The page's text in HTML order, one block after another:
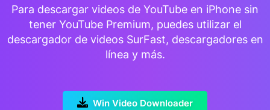
Para descargar videos de YouTube en iPhone sin
tener YouTube Premium, puedes utilizar el
descargador de videos SurFast, descargadores en
línea y más.
Win Video Downloader